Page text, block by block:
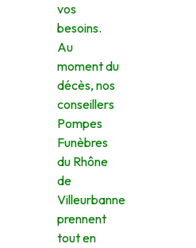
vos
besoins.
Au
moment du
décès, nos
conseillers
Pompes
Funèbres
du Rhône
de
Villeurbanne
prennent
tout en